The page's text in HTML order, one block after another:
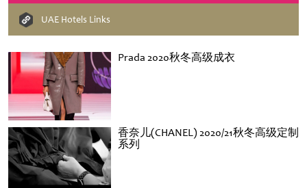
Prada 2020秋冬高级成衣
香奈儿(CHANEL) 2020/21秋冬高级定制
系列
UAE Hotels Links